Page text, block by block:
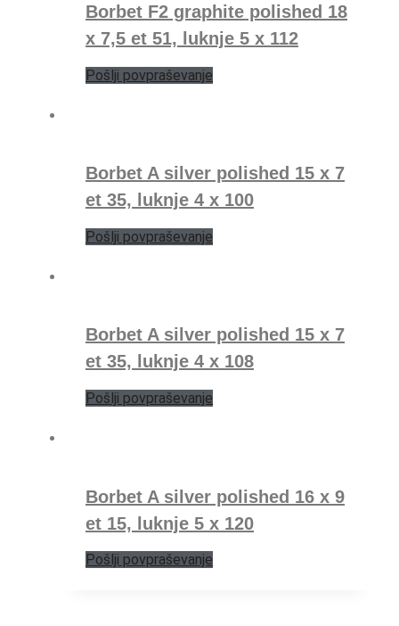
Borbet F2 graphite polished 18
x 7,5 et 51, luknje 5 x 112
Pošlji povpraševanje
Borbet A silver polished 15 x 7
et 35, luknje 4 x 100
Pošlji povpraševanje
Borbet A silver polished 15 x 7
et 35, luknje 4 x 108
Pošlji povpraševanje
Borbet A silver polished 16 x 9
et 15, luknje 5 x 120
Pošlji povpraševanje